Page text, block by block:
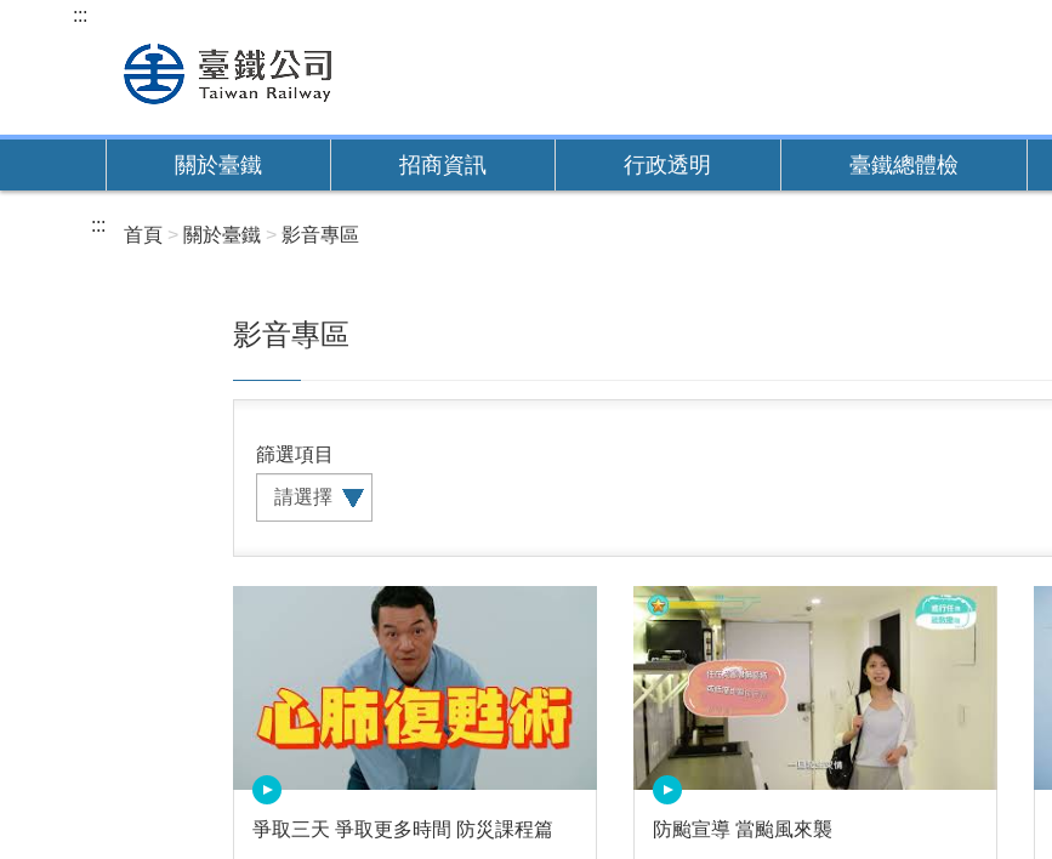
內
:::
關於臺鐵 招商資訊 行政透明 臺鐵總體檢
::: 首頁 關於臺鐵 影音專區
影音專區
篩選項目
爭取三天 爭取更多時間 防災課程篇 防颱宣導 當颱風來襲